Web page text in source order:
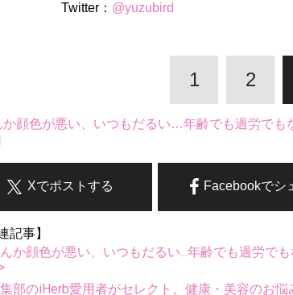
Twitter： @yuzubird
1 2
顔色が悪い、いつもだるい…年齢でも過労でも
Facebookでシ
Xでポストする
記事】
か顔色が悪い、いつもだるい...年齢でも過労で
部のiHerb愛用者がセレクト。健康・美容のお